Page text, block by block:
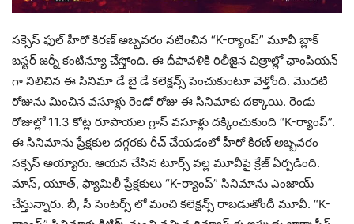
సక్సెస్ ఫుల్ హీరో కిరణ్ అబ్బవరం నటించిన “K-ర్యాంప్” మూవీ బ్లాక్
బస్టర్ జర్నీ కంటిన్యూ చేస్తోంది. ఈ దీపావళికి రిలీజైన చిత్రాల్లో ఛాంపియన్
గా నిలిచిన ఈ సినిమా డే బై డే కలెక్షన్స్ పెంచుకుంటూ వెళ్తోంది. మొదటి
రోజును మించిన వసూళ్లు రెండో రోజు ఈ సినిమాకు దక్కాయి. రెండు
రోజుల్లో 11.3 కోట్ల రూపాయల గ్రాస్ వసూళ్లు దక్కించుకుంది “K-ర్యాంప్”.
ఈ సినిమాను ప్రేక్షకుల దగ్గరకు రీచ్ చేయడంలో హీరో కిరణ్ అబ్బవరం
సక్సెస్ అయ్యారు. ఆయన చేసిన టూర్స్ వల్ల మూవీపై క్రేజ్ ఏర్పడింది.
మాస్, యూత్, ఫ్యామిలీ ప్రేక్షకులు “K-ర్యాంప్” సినిమాను ఎంజాయ్
చేస్తున్నారు. బీ, సీ సెంటర్స్ లో మంచి కలెక్షన్స్ రాబడుతోందీ మూవీ. “K-